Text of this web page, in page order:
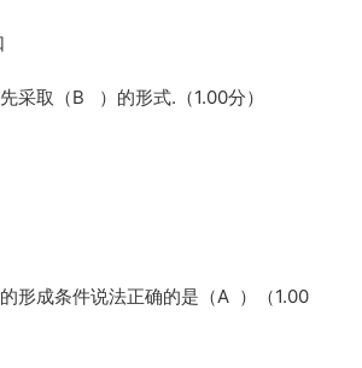
采取（B ）的形式.（1.00分）
形成条件说法正确的是（A ）（1.00